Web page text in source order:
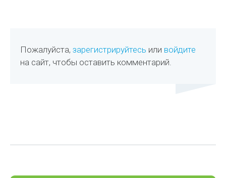
Пожалуйста,зарегистрируйтесь или войдите
на сайт, чтобы оставить комментарий.